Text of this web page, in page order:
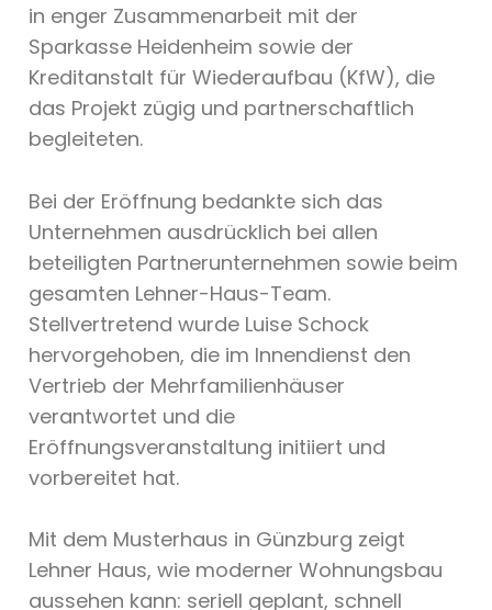
in enger Zusammenarbeit mit der
Sparkasse Heidenheim sowie der
Kreditanstalt für Wiederaufbau (KfW), die
das Projekt zügig und partnerschaftlich
begleiteten.
Bei der Eröffnung bedankte sich das
Unternehmen ausdrücklich bei allen
beteiligten Partnerunternehmen sowie beim
gesamten Lehner-Haus-Team.
Stellvertretend wurde Luise Schock
hervorgehoben, die im Innendienst den
Vertrieb der Mehrfamilienhäuser
verantwortet und die
Eröffnungsveranstaltung initiiert und
vorbereitet hat.
Mit dem Musterhaus in Günzburg zeigt
Lehner Haus, wie moderner Wohnungsbau
aussehen kann: seriell geplant, schnell